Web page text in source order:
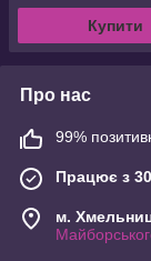
Купити
Про нас
99%
Працює з
м.